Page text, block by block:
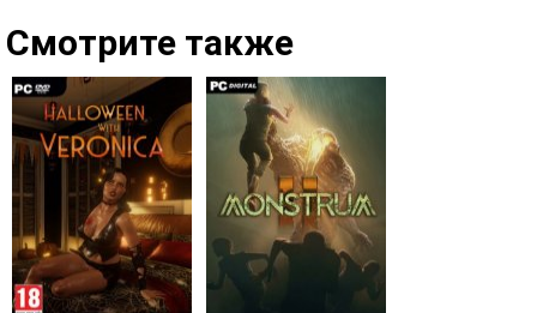
Смотрите также